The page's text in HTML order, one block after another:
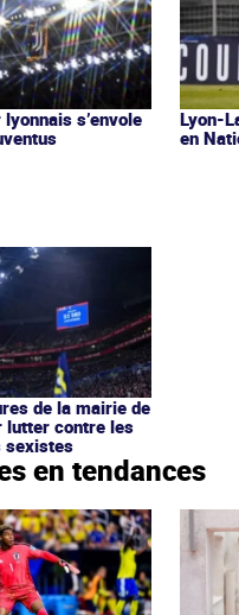
s’envole
Lyon-
en
de la mairie de
lutter contre les
sexistes
en tendances